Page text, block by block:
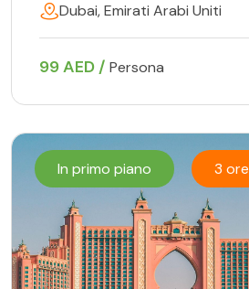
Dubai, Emirati Arabi Uniti
99 AED / Persona
In primo piano 3 ore